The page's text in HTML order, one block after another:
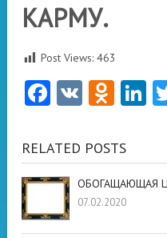
КАРМУ.
Post Views: 463
Facebook
VK
RELATED POSTS
ОБОГАЩАЮЩАЯ
07.02.2020